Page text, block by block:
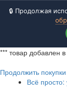
🔒 Продолжая
*** товар добавлен
Продолжить покупки
Всё